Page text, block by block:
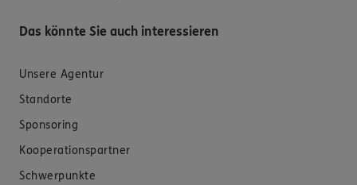
Das könnte Sie auch interessieren
Unsere Agentur
Standorte
Sponsoring
Kooperationspartner
Schwerpunkte